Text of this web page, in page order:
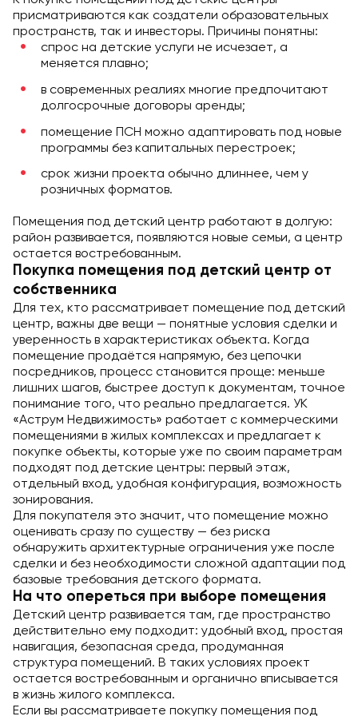
присматриваются как создатели образовательных
пространств, так и инвесторы. Причины понятны:
спрос на детские услуги не исчезает, а
меняется плавно;
в современных реалиях многие предпочитают
долгосрочные договоры аренды;
помещение ПСН можно адаптировать под новые
программы без капитальных перестроек;
срок жизни проекта обычно длиннее, чем у
розничных форматов.
Помещения под детский центр работают в долгую:
район развивается, появляются новые семьи, а центр
остается востребованным.
Покупка помещения под детский центр от
собственника
Для тех, кто рассматривает помещение под детский
центр, важны две вещи — понятные условия сделки и
уверенность в характеристиках объекта. Когда
помещение продаётся напрямую, без цепочки
посредников, процесс становится проще: меньше
лишних шагов, быстрее доступ к документам, точное
понимание того, что реально предлагается. УК
«Аструм Недвижимость» работает с коммерческими
помещениями в жилых комплексах и предлагает к
покупке объекты, которые уже по своим параметрам
подходят под детские центры: первый этаж,
отдельный вход, удобная конфигурация, возможность
зонирования.
Для покупателя это значит, что помещение можно
оценивать сразу по существу — без риска
обнаружить архитектурные ограничения уже после
сделки и без необходимости сложной адаптации под
базовые требования детского формата.
На что опереться при выборе помещения
Детский центр развивается там, где пространство
действительно ему подходит: удобный вход, простая
навигация, безопасная среда, продуманная
структура помещений. В таких условиях проект
остается востребованным и органично вписывается
в жизнь жилого комплекса.
Если вы рассматриваете покупку помещения под